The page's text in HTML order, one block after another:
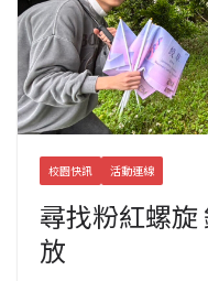
校園快訊 活動連線
尋找粉紅螺
放